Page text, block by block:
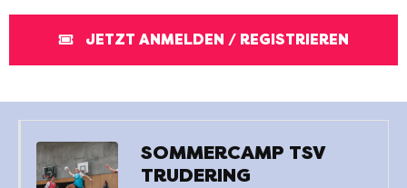
JETZT ANMELDEN / REGISTRIEREN
SOMMERCAMP TSV
TRUDERING